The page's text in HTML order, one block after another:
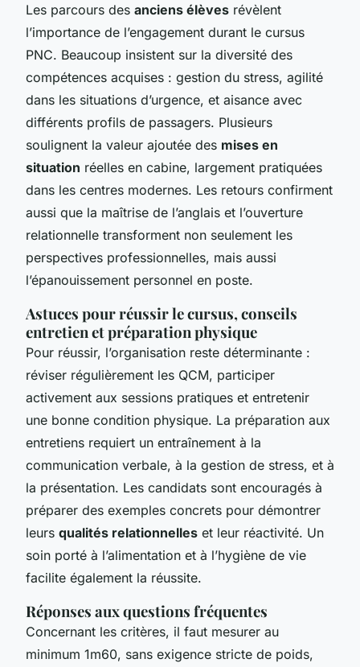
Les parcours des anciens élèves révèlent
l’importance de l’engagement durant le cursus
PNC. Beaucoup insistent sur la diversité des
compétences acquises : gestion du stress, agilité
dans les situations d’urgence, et aisance avec
différents profils de passagers. Plusieurs
soulignent la valeur ajoutée des mises en
situation réelles en cabine, largement pratiquées
dans les centres modernes. Les retours confirment
aussi que la maîtrise de l’anglais et l’ouverture
relationnelle transforment non seulement les
perspectives professionnelles, mais aussi
l’épanouissement personnel en poste.
Astuces pour réussir le cursus, conseils
entretien et préparation physique
Pour réussir, l’organisation reste déterminante :
réviser régulièrement les QCM, participer
activement aux sessions pratiques et entretenir
une bonne condition physique. La préparation aux
entretiens requiert un entraînement à la
communication verbale, à la gestion de stress, et à
la présentation. Les candidats sont encouragés à
préparer des exemples concrets pour démontrer
leurs qualités relationnelles et leur réactivité. Un
soin porté à l’alimentation et à l’hygiène de vie
facilite également la réussite.
Réponses aux questions fréquentes
Concernant les critères, il faut mesurer au
minimum 1m60, sans exigence stricte de poids,